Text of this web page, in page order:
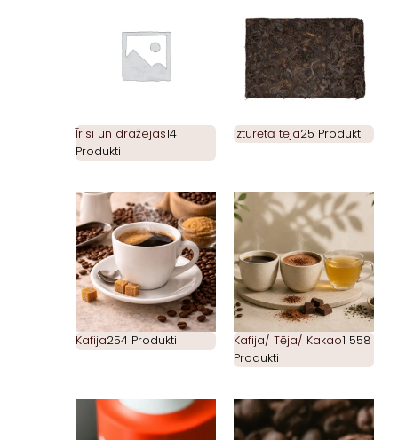
Īrisi un dražejas14
Produkti
Izturētā tēja25 Produkti
Kafija254 Produkti Kafija/ Tēja/ Kakao1 558
Produkti